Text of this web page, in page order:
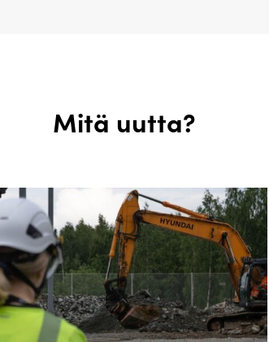
Mitä uutta?